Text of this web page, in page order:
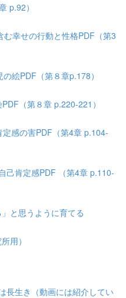
p.92）
幸せの行動と性格PDF（第3
絵PDF（第８章p.178）
（第８章 p.220-221）
感の害PDF（第4章 p.104-
己肯定感PDF （第4章 p.110-
と思うように育てる
用）
長生き（動画には紹介してい